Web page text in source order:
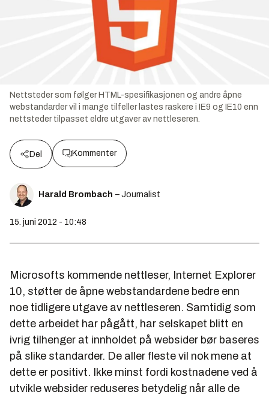
Nettsteder som følger HTML-spesifikasjonen og andre åpne
webstandarder vil i mange tilfeller lastes raskere i IE9 og IE10 enn
nettsteder tilpasset eldre utgaver av nettleseren.
Del Kommenter
Harald Brombach – Journalist
15. juni 2012 - 10:48
Microsofts kommende nettleser, Internet Explorer
10, støtter de åpne webstandardene bedre enn
noe tidligere utgave av nettleseren. Samtidig som
dette arbeidet har pågått, har selskapet blitt en
ivrig tilhenger at innholdet på websider bør baseres
på slike standarder. De aller fleste vil nok mene at
dette er positivt. Ikke minst fordi kostnadene ved å
utvikle websider reduseres betydelig når alle de